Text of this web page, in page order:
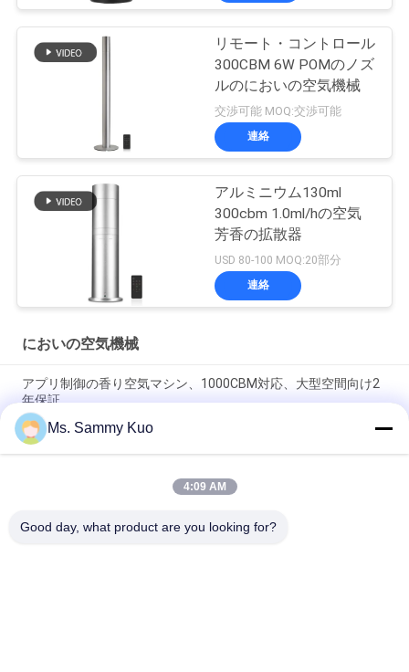
リモート・コントロール
300CBM 6W POMのノズ
ルのにおいの空気機械
交渉可能 MOQ:交渉可能
連絡
アルミニウム130ml
300cbm 1.0ml/hの空気
芳香の拡散器
USD 80-100 MOQ:20部分
連絡
においの空気機械
アプリ制御の香り空気マシン、1000CBM対応、大型空間向け2
年保証
500CBMカバーと耐久性のある金属シェルで商用用途のための
アプリ制御臭味気機
WIFI 4G APP Control 150ml Capacity Silent Operation Scent Air
Ms. Sammy Kuo
4:09 AM
Good day, what product are you looking for?